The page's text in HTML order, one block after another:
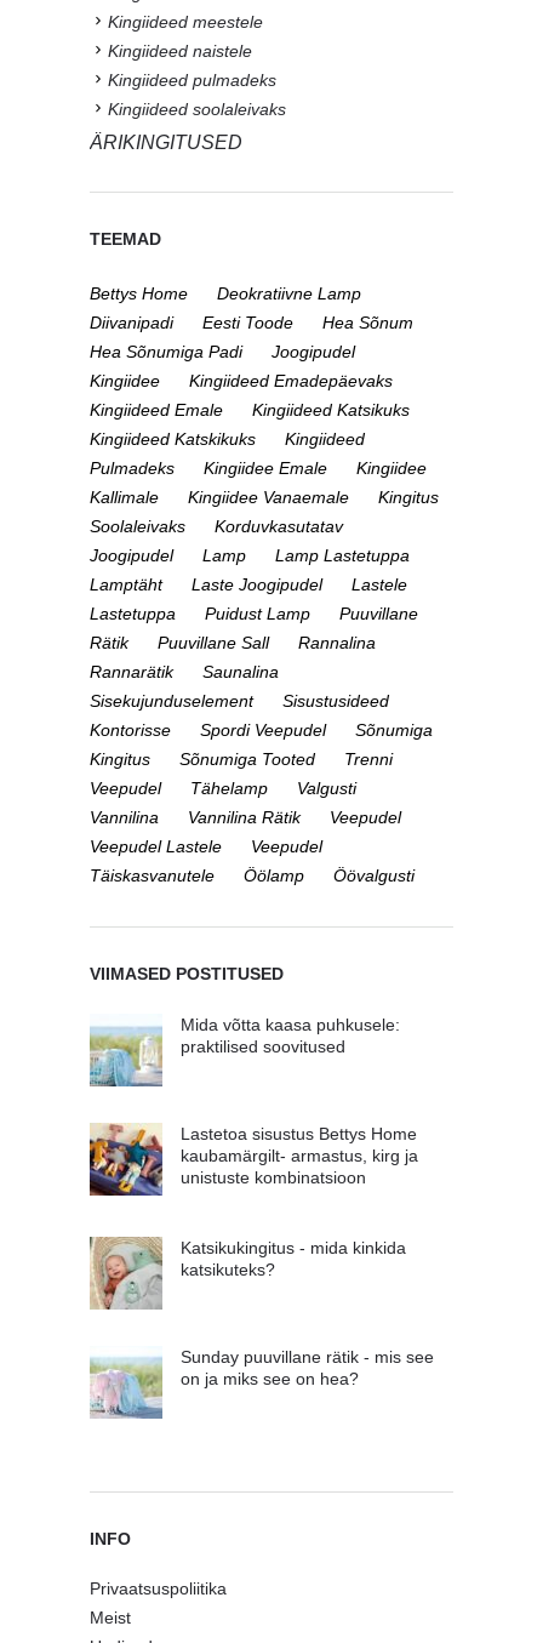
Kingiideed meestele
Kingiideed naistele
Kingiideed pulmadeks
Kingiideed soolaleivaks
ÄRIKINGITUSED
TEEMAD
Bettys Home
Deokratiivne Lamp
Diivanipadi
Eesti Toode
Hea Sõnum
Hea Sõnumiga Padi
Joogipudel
Kingiidee
Kingiideed Emadepäevaks
Kingiideed Emale
Kingiideed Katsikuks
Kingiideed Katskikuks
Kingiideed
Pulmadeks
Kingiidee Emale
Kingiidee
Kallimale
Kingiidee Vanaemale
Kingitus
Soolaleivaks
Korduvkasutatav
Joogipudel
Lamp
Lamp Lastetuppa
Lamptäht
Laste Joogipudel
Lastele
Lastetuppa
Puidust Lamp
Puuvillane
Rätik
Puuvillane Sall
Rannalina
Rannarätik
Saunalina
Sisekujunduselement
Sisustusideed
Kontorisse
Spordi Veepudel
Sõnumiga
Kingitus
Sõnumiga Tooted
Trenni
Veepudel
Tähelamp
Valgusti
Vannilina
Vannilina Rätik
Veepudel
Veepudel Lastele
Veepudel
Täiskasvanutele
Öölamp Öövalgusti
VIIMASED POSTITUSED
Mida võtta kaasa puhkusele:
praktilised soovitused
Lastetoa sisustus Bettys Home
kaubamärgilt- armastus, kirg ja
unistuste kombinatsioon
Katsikukingitus - mida kinkida
katsikuteks?
Sunday puuvillane rätik - mis see
on ja miks see on hea?
INFO
Privaatsuspoliitika
Meist